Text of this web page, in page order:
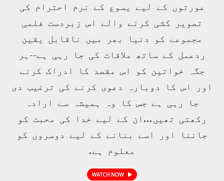
عورتوں کے لیے یسوع کے نرم احترام کی
تصویر کشی کرنے والے اس زبردست فلمی
مجموعے کو دنیا بھر میں ناقابل یقین
ردعمل کے ساتھ ملاقات کی جا رہی ہے--ہر
جگہ خواتین کو اس مقصد کا ادراک کرنے
اور اس کا دوبارہ دعوی کرنے کی ترغیب دی
جا رہی ہے جس کا وہ ہمیشہ سے ارادہ
رکھتی تھیں...ان کے لیے خدا کی محبت کو
جاننا اور اسے بنانے کے لیے دوسروں کو
معلوم ہے.